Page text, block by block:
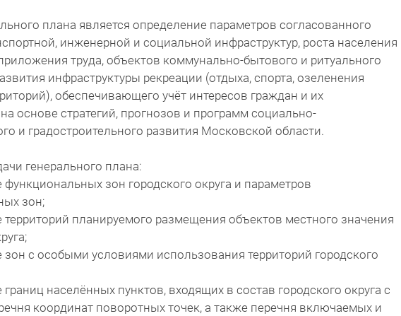
плана является определение параметров согласованного
инженерной и социальной инфраструктур, роста населения
труда, объектов коммунально-бытового и ритуального
инфраструктуры рекреации (отдыха, спорта, озеленения
обеспечивающего учёт интересов граждан и их
основе стратегий, прогнозов и программ социально-
и градостроительного развития Московской области.
генерального плана:
функциональных зон городского округа и параметров
зон;
территорий планируемого размещения объектов местного значения
зон с особыми условиями использования территорий городского
населённых пунктов, входящих в состав городского округа с
координат поворотных точек, а также перечня включаемых и